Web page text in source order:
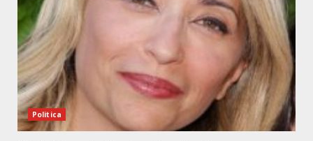
Politica